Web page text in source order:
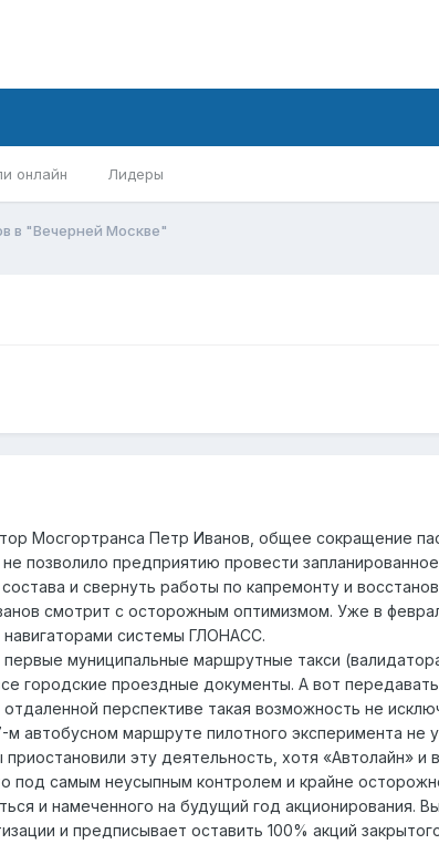
онлайн Лидеры
в "Вечерней Москве"
Мосгортранса Петр Иванов, общее сокращение
позволило предприятию провести
и свернуть работы по капремонту и
смотрит с осторожным оптимизмом. Уже в
системы ГЛОНАСС.
первые муниципальные маршрутные такси
городские проездные документы. А вот
перспективе такая возможность не
автобусном маршруте пилотного эксперимента не
эту деятельность, хотя «Автолайн»
под самым неусыпным контролем и крайне
и намеченного на будущий год акционирования.
и предписывает оставить 100% акций